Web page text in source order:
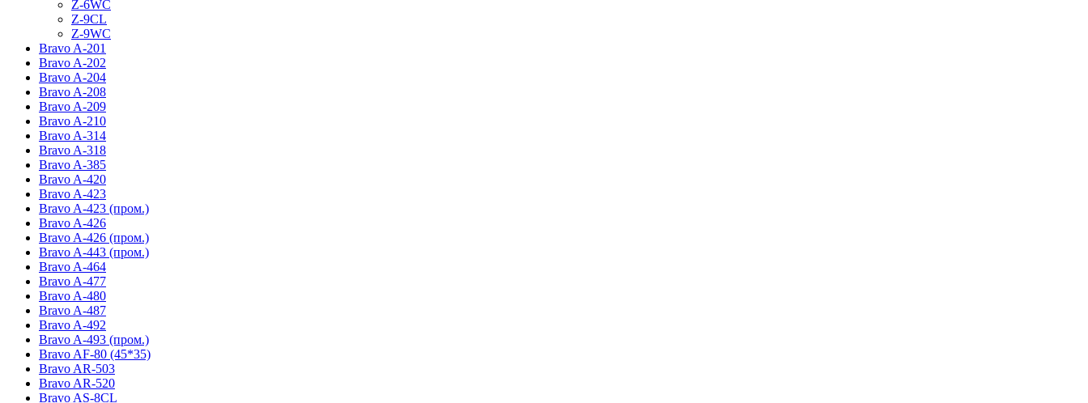
Z-6WC
Z-9CL
Z-9WC
Bravo A-201
Bravo A-202
Bravo A-204
Bravo A-208
Bravo A-209
Bravo A-210
Bravo A-314
Bravo A-318
Bravo A-385
Bravo A-420
Bravo A-423
Bravo A-423 (пром.)
Bravo A-426
Bravo A-426 (пром.)
Bravo A-443 (пром.)
Bravo A-464
Bravo A-477
Bravo A-480
Bravo A-487
Bravo A-492
Bravo A-493 (пром.)
Bravo AF-80 (45*35)
Bravo AR-503
Bravo AR-520
Bravo AS-8CL